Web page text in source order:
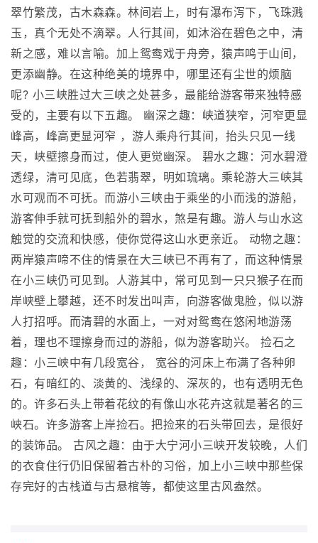
翠竹繁茂，古木森森。林间岩上，时有瀑布泻下，飞珠溅
玉，真个无处不滴翠。人行其间，如沐浴在碧色之中，清
新之感，难以言喻。加上鸳鸯戏于舟旁，猿声鸣于山间，
更添幽静。在这种绝美的境界中，哪里还有尘世的烦脑
呢? 小三峡胜过大三峡之处甚多，最能给游客带来独特感
受的，主要有以下五趣。 幽深之趣：峡道狭窄，河窄更显
峰高，峰高更显河窄 ，游人乘舟行其间，抬头只见一线
天，峡壁擦身而过，使人更觉幽深。 碧水之趣：河水碧澄
透绿，清可见底，色若翡翠，明如琉璃。乘轮游大三峡其
水可观而不可抚。而游小三峡由于乘坐的小而浅的游船，
游客伸手就可抚到船外的碧水，煞是有趣。游人与山水这
触觉的交流和快感，使你觉得这山水更亲近。 动物之趣：
两岸猿声啼不住的情景在大三峡已不再有了，而这种情景
在小三峡仍可见到。人游其中，常可见到一只只猴子在而
岸峡壁上攀越，还不时发出叫声，向游客做鬼脸，似以游
人打招呼。而清碧的水面上，一对对鸳鸯在悠闲地游荡
着，理也不理擦身而过的游船，似为游客助兴。 捡石之
趣：小三峡中有几段宽谷， 宽谷的河床上布满了各种卵
石，有暗红的、淡黄的、浅绿的、深灰的，也有透明无色
的。许多石头上带着花纹的有像山水花卉这就是著名的三
峡石。许多游客上岸捡石。把捡来的石头带回去，是很好
的装饰品。 古风之趣：由于大宁河小三峡开发较晚，人们
的衣食住行仍旧保留着古朴的习俗，加上小三峡中那些保
存完好的古栈道与古悬棺等，都使这里古风盎然。